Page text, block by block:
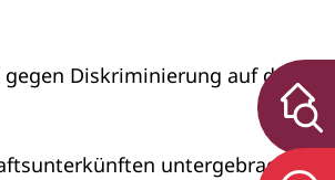
Diskriminierung auf dem
untergebracht